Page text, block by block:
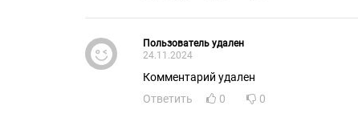
Пользователь удален
24.11.2024
Комментарий удален
Ответить
0 0